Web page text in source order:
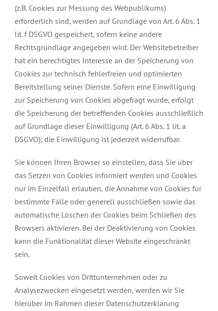
(z.B. Cookies zur Messung des Webpublikums)
erforderlich sind, werden auf Grundlage von Art. 6 Abs. 1
lit. f DSGVO gespeichert, sofern keine andere
Rechtsgrundlage angegeben wird. Der Websitebetreiber
hat ein berechtigtes Interesse an der Speicherung von
Cookies zur technisch fehlerfreien und optimierten
Bereitstellung seiner Dienste. Sofern eine Einwilligung
zur Speicherung von Cookies abgefragt wurde, erfolgt
die Speicherung der betreffenden Cookies ausschließlich
auf Grundlage dieser Einwilligung (Art. 6 Abs. 1 lit. a
DSGVO); die Einwilligung ist jederzeit widerrufbar.
Sie können Ihren Browser so einstellen, dass Sie über
das Setzen von Cookies informiert werden und Cookies
nur im Einzelfall erlauben, die Annahme von Cookies für
bestimmte Fälle oder generell ausschließen sowie das
automatische Löschen der Cookies beim Schließen des
Browsers aktivieren. Bei der Deaktivierung von Cookies
kann die Funktionalität dieser Website eingeschränkt
sein.
Soweit Cookies von Drittunternehmen oder zu
Analysezwecken eingesetzt werden, werden wir Sie
hierüber im Rahmen dieser Datenschutzerklärung